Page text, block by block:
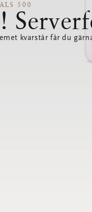
500
kvarstår får du